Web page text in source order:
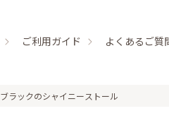
ご利用ガイド よくあるご質
ブラックのシャイニーストール